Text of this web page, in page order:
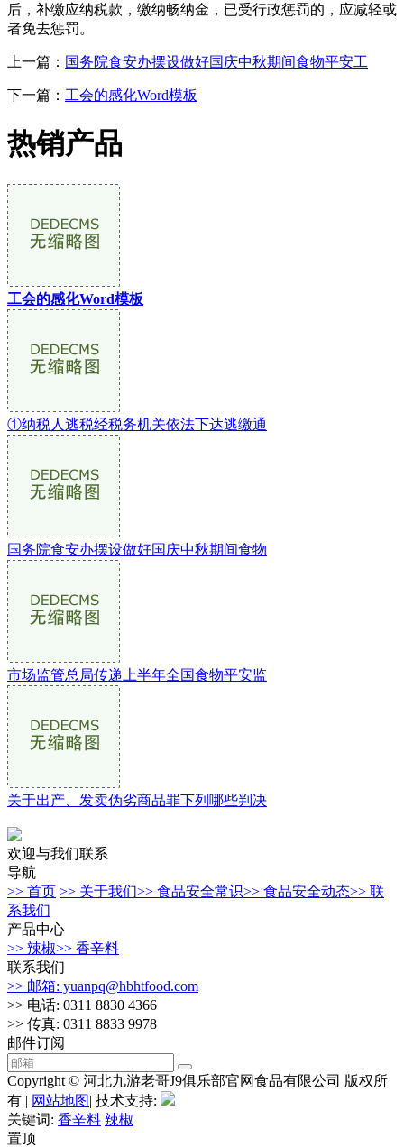
后，补缴应纳税款，缴纳畅纳金，已受行政惩罚的，应减轻或
者免去惩罚。
上一篇： 国务院食安办摆设做好国庆中秋期间食物平安工
下一篇： 工会的感化Word模板
热销产品
工会的感化Word模板
①纳税人逃税经税务机关依法下达逃缴通
国务院食安办摆设做好国庆中秋期间食物
市场监管总局传递上半年全国食物平安监
关于出产、发卖伪劣商品罪下列哪些判决
欢迎与我们联系
导航
>> 首页 >> 关于我们>> 食品安全常识>> 食品安全动态>> 联
系我们
产品中心
>> 辣椒>> 香辛料
联系我们
>> 邮箱: yuanpq@hbhtfood.com
>> 电话: 0311 8830 4366
>> 传真: 0311 8833 9978
邮件订阅
Copyright © 河北九游老哥J9俱乐部官网食品有限公司 版权所
有 | 网站地图| 技术支持:
关键词: 香辛料 辣椒
置顶